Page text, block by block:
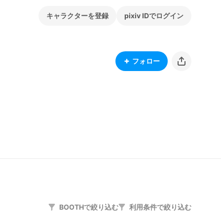
キャラクターを登録 pixiv IDでログイン
フォロー
BOOTHで絞り込む 利用条件で絞り込む